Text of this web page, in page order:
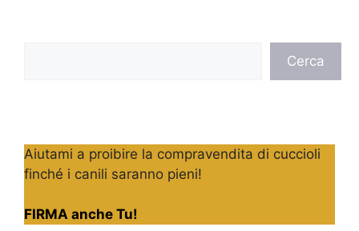
Cerca
Aiutami a proibire la compravendita di cuccioli
finché i canili saranno pieni!
FIRMA anche Tu!